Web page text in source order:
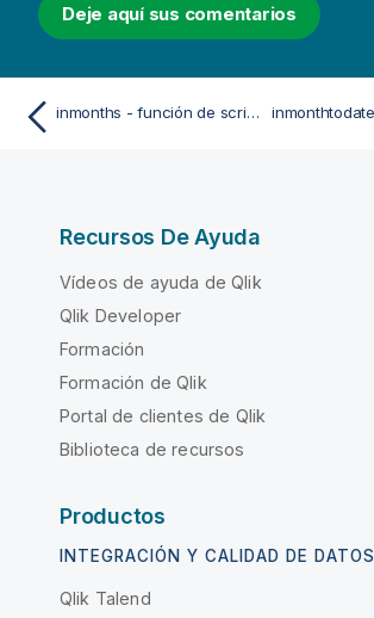
Deje aquí sus comentarios
inmonths - función de script y de gráfico
Recursos De Ayuda
Vídeos de ayuda de Qlik
Qlik Developer
Formación
Formación de Qlik
Portal de clientes de Qlik
Biblioteca de recursos
Productos
INTEGRACIÓN Y CALIDAD DE DATOS
Qlik Talend